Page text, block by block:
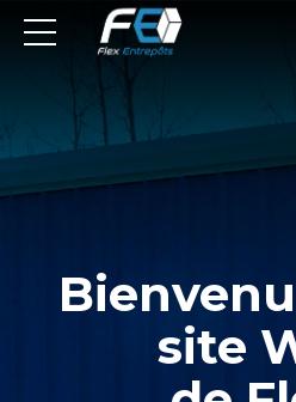
site